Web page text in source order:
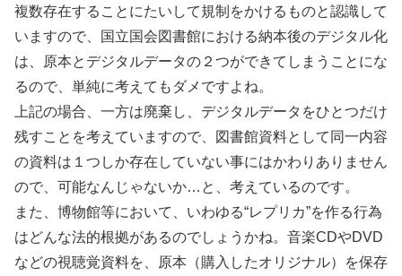
複数存在することにたいして規制をかけるものと認識して
いますので、国立国会図書館における納本後のデジタル化
は、原本とデジタルデータの２つができてしまうことにな
るので、単純に考えてもダメですよね。
上記の場合、一方は廃棄し、デジタルデータをひとつだけ
残すことを考えていますので、図書館資料として同一内容
の資料は１つしか存在していない事にはかわりありません
ので、可能なんじゃないか…と、考えているのです。
また、博物館等において、いわゆる“レプリカ”を作る行為
はどんな法的根拠があるのでしょうかね。音楽CDやDVD
などの視聴覚資料を、原本（購入したオリジナル）を保存